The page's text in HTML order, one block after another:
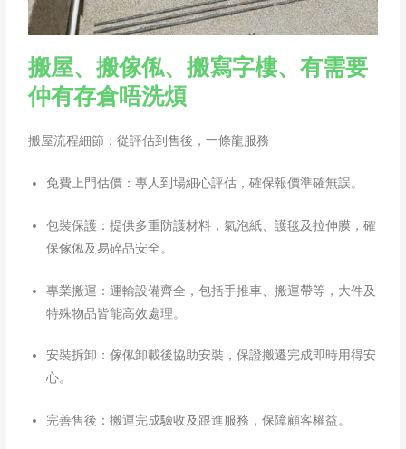
搬屋、搬傢俬、搬寫字樓、有需要
仲有存倉唔洗煩
搬屋流程細節：從評估到售後，一條龍服務
免費上門估價：專人到場細心評估，確保報價準確無誤。
包裝保護：提供多重防護材料，氣泡紙、護毯及拉伸膜，確
保傢俬及易碎品安全。
專業搬運：運輸設備齊全，包括手推車、搬運帶等，大件及
特殊物品皆能高效處理。
安裝拆卸：傢俬卸載後協助安裝，保證搬遷完成即時用得安
心。
完善售後：搬運完成驗收及跟進服務，保障顧客權益。